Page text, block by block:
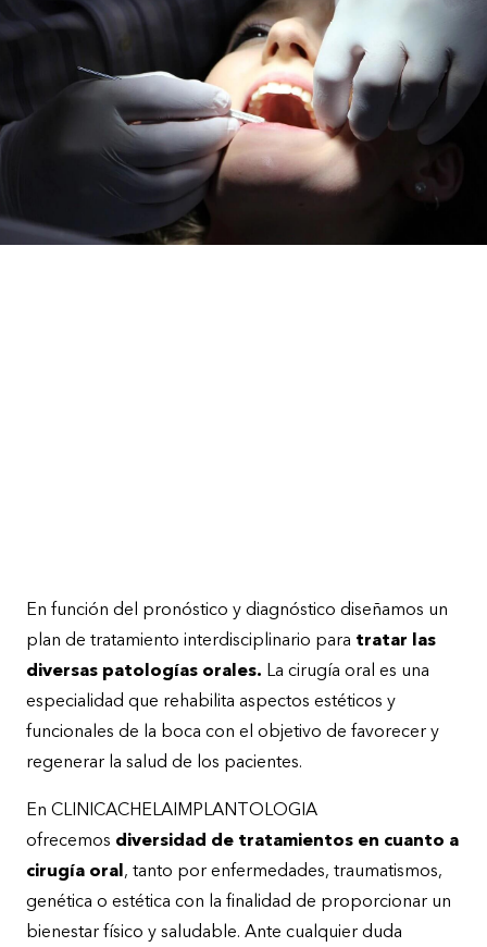
En función del pronóstico y diagnóstico diseñamos un
plan de tratamiento interdisciplinario para tratar las
diversas patologías orales. La cirugía oral es una
especialidad que rehabilita aspectos estéticos y
funcionales de la boca con el objetivo de favorecer y
regenerar la salud de los pacientes.
En CLINICACHELAIMPLANTOLOGIA
ofrecemos diversidad de tratamientos en cuanto a
cirugía oral , tanto por enfermedades, traumatismos,
genética o estética con la finalidad de proporcionar un
bienestar físico y saludable. Ante cualquier duda